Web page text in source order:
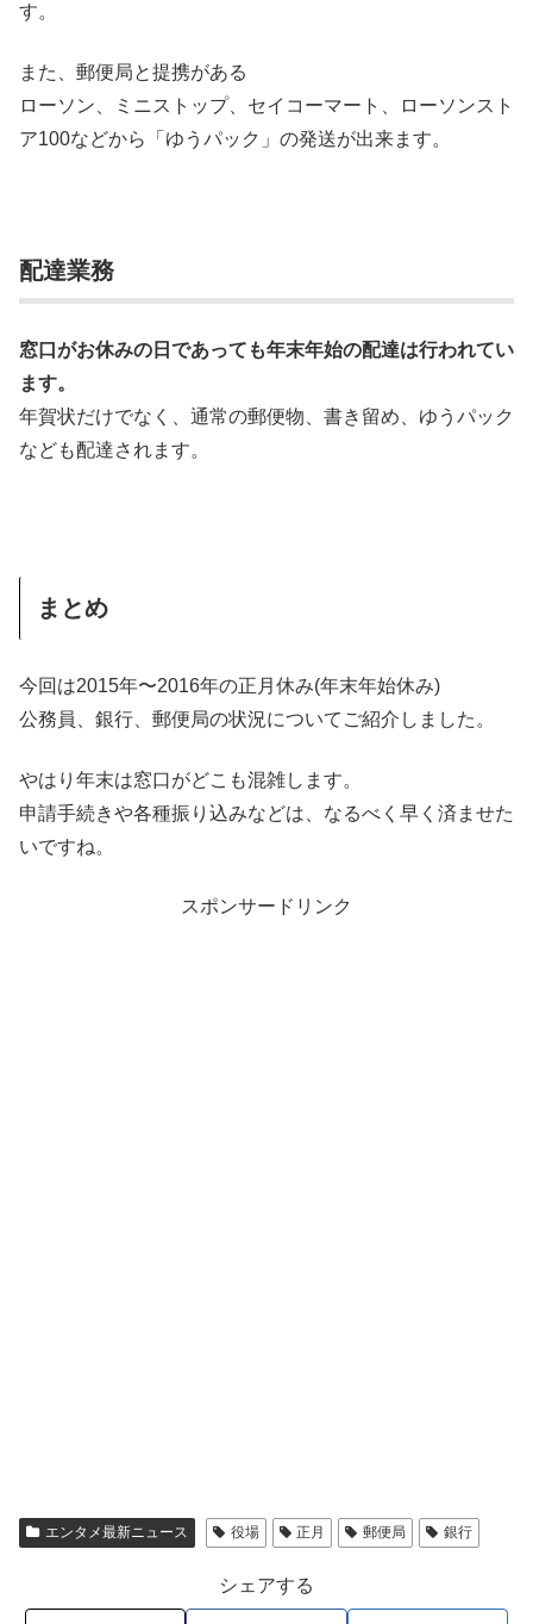
す。
また、郵便局と提携がある
ローソン、ミニストップ、セイコーマート、ローソンスト
ア100などから「ゆうパック」の発送が出来ます。
配達業務
窓口がお休みの日であっても年末年始の配達は行われてい
ます。
年賀状だけでなく、通常の郵便物、書き留め、ゆうパック
なども配達されます。
まとめ
今回は2015年〜2016年の正月休み(年末年始休み)
公務員、銀行、郵便局の状況についてご紹介しました。
やはり年末は窓口がどこも混雑します。
申請手続きや各種振り込みなどは、なるべく早く済ませた
いですね。
スポンサードリンク
エンタメ最新ニュース 役場 正月 郵便局 銀行
シェアする